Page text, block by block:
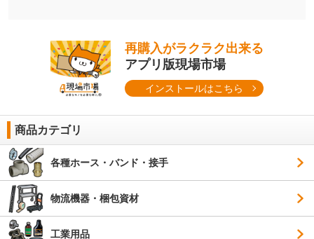
再購入がラクラク出来る
アプリ版現場市場
インストールはこちら
商品カテゴリ
各種ホース・バンド・接手
物流機器・梱包資材
工業用品